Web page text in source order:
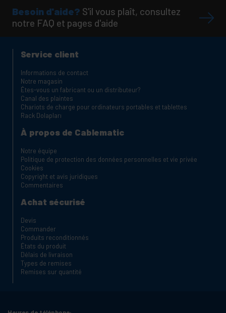
Besoin d'aide? S'il vous plaît, consultez
notre FAQ et pages d'aide
Service client
Informations de contact
Notre magasin
Êtes-vous un fabricant ou un distributeur?
Canal des plaintes
Chariots de charge pour ordinateurs portables et tablettes
Rack Dolapları
À propos de Cablematic
Notre équipe
Politique de protection des données personnelles et vie privée
Cookies
Copyright et avis juridiques
Commentaires
Achat sécurisé
Devis
Commander
Produits reconditionnés
États du produit
Délais de livraison
Types de remises
Remises sur quantité